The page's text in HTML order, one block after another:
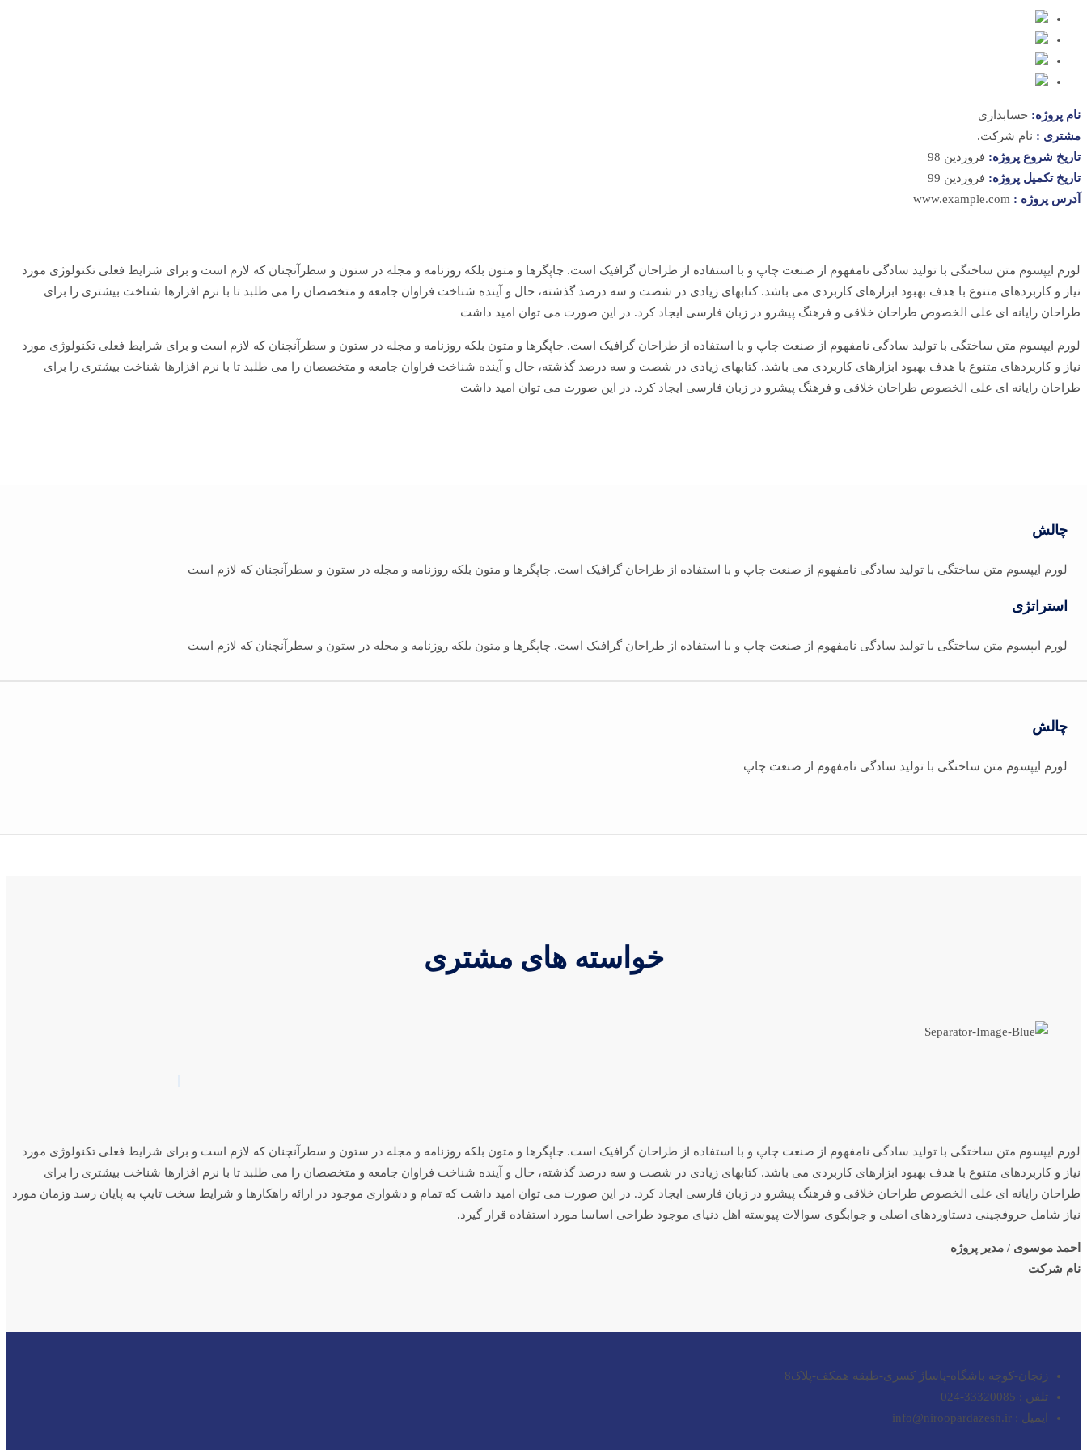
نام پروژه: حسابداری
مشتری : نام شرکت.
تاریخ شروع پروژه: فروردین 98
تاریخ تکمیل پروژه: فروردین 99
آدرس پروژه :
لورم ایپسوم متن ساختگی با تولید سادگی نامفهوم از صنعت چاپ و با استفاده از طراحان گرافیک است. چاپگرها و متون بلکه روزنامه و مجله در ستون و سطرآنچنان که لازم است و برای شرایط فعلی تکنولوژی مورد
نیاز و کاربردهای متنوع با هدف بهبود ابزارهای کاربردی می باشد. کتابهای زیادی در شصت و سه درصد گذشته، حال و آینده شناخت فراوان جامعه و متخصصان را می طلبد تا با نرم افزارها شناخت بیشتری را برای
طراحان رایانه ای علی الخصوص طراحان خلاقی و فرهنگ پیشرو در زبان فارسی ایجاد کرد. در این صورت می توان امید داشت
لورم ایپسوم متن ساختگی با تولید سادگی نامفهوم از صنعت چاپ و با استفاده از طراحان گرافیک است. چاپگرها و متون بلکه روزنامه و مجله در ستون و سطرآنچنان که لازم است و برای شرایط فعلی تکنولوژی مورد
نیاز و کاربردهای متنوع با هدف بهبود ابزارهای کاربردی می باشد. کتابهای زیادی در شصت و سه درصد گذشته، حال و آینده شناخت فراوان جامعه و متخصصان را می طلبد تا با نرم افزارها شناخت بیشتری را برای
طراحان رایانه ای علی الخصوص طراحان خلاقی و فرهنگ پیشرو در زبان فارسی ایجاد کرد. در این صورت می توان امید داشت
چالش
لورم ایپسوم متن ساختگی با تولید سادگی نامفهوم از صنعت چاپ و با استفاده از طراحان گرافیک است. چاپگرها و متون بلکه روزنامه و مجله در ستون و سطرآنچنان که لازم است
استراتژی
لورم ایپسوم متن ساختگی با تولید سادگی نامفهوم از صنعت چاپ و با استفاده از طراحان گرافیک است. چاپگرها و متون بلکه روزنامه و مجله در ستون و سطرآنچنان که لازم است
چالش
لورم ایپسوم متن ساختگی با تولید سادگی نامفهوم از صنعت چاپ
خواسته های مشتری
لورم ایپسوم متن ساختگی با تولید سادگی نامفهوم از صنعت چاپ و با استفاده از طراحان گرافیک است. چاپگرها و متون بلکه روزنامه و مجله در ستون و سطرآنچنان که لازم است و برای شرایط فعلی تکنولوژی مورد
نیاز و کاربردهای متنوع با هدف بهبود ابزارهای کاربردی می باشد. کتابهای زیادی در شصت و سه درصد گذشته، حال و آینده شناخت فراوان جامعه و متخصصان را می طلبد تا با نرم افزارها شناخت بیشتری را برای
طراحان رایانه ای علی الخصوص طراحان خلاقی و فرهنگ پیشرو در زبان فارسی ایجاد کرد. در این صورت می توان امید داشت که تمام و دشواری موجود در ارائه راهکارها و شرایط سخت تایپ به پایان رسد وزمان مورد
نیاز شامل حروفچینی دستاوردهای اصلی و جوابگوی سوالات پیوسته اهل دنیای موجود طراحی اساسا مورد استفاده قرار گیرد.
احمد موسوی / مدیر پروژه
نام شرکت
زنجان-کوچه باشگاه-پاساژ کسری-طبقه همکف-پلاک8
تلفن : 33320085-024
ایمیل : info@niroopardazesh.ir